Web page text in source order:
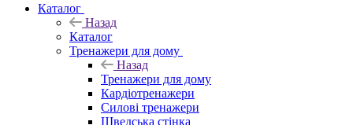
Каталог
Назад
Каталог
Тренажери для дому
Назад
Тренажери для дому
Кардіотренажери
Силові тренажери
Шведська стінка